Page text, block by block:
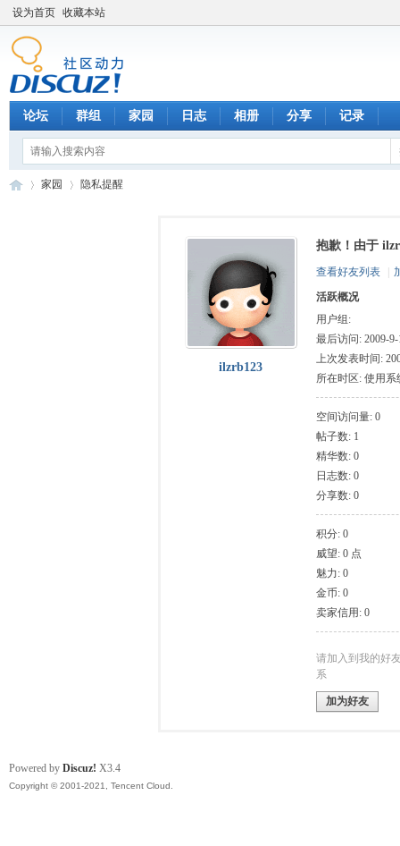
设为首页 收藏本站
论坛 群组 家园 日志 相册 分享 记录
家园 隐私提醒
ilzrb123
抱歉！由于
查看好友列表
活跃概况
用户组:
最后访问: 2009-9-
上次发表时间:
所在时区: 使用系
空间访问量: 0
帖子数: 1
精华数: 0
日志数: 0
分享数: 0
积分: 0
威望: 0 点
魅力: 0
金币: 0
卖家信用: 0
请加入到我的好
系
加为好友
Powered by Discuz! X3.4
Copyright © 2001-2021, Tencent Cloud.